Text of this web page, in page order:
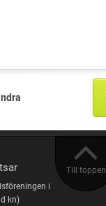
Till toppen
i
kn)